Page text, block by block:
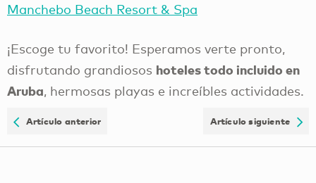
Manchebo Beach Resort & Spa
¡Escoge tu favorito! Esperamos verte pronto,
disfrutando grandiosos hoteles todo incluido en
Aruba, hermosas playas e increíbles actividades.
Artículo anterior Artículo siguiente